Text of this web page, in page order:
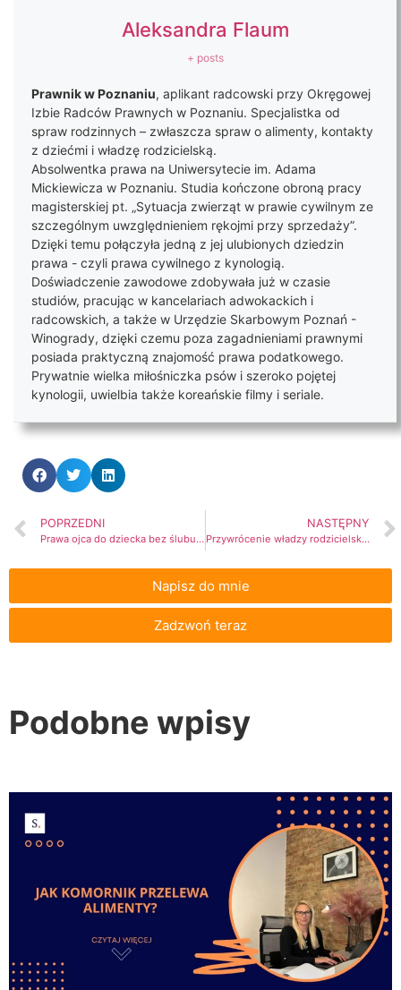
Aleksandra Flaum
+ posts
Prawnik w Poznaniu, aplikant radcowski przy Okręgowej
Izbie Radców Prawnych w Poznaniu. Specjalistka od
spraw rodzinnych – zwłaszcza spraw o alimenty, kontakty
z dziećmi i władzę rodzicielską.
Absolwentka prawa na Uniwersytecie im. Adama
Mickiewicza w Poznaniu. Studia kończone obroną pracy
magisterskiej pt. „Sytuacja zwierząt w prawie cywilnym ze
szczególnym uwzględnieniem rękojmi przy sprzedaży”.
Dzięki temu połączyła jedną z jej ulubionych dziedzin
prawa - czyli prawa cywilnego z kynologią.
Doświadczenie zawodowe zdobywała już w czasie
studiów, pracując w kancelariach adwokackich i
radcowskich, a także w Urzędzie Skarbowym Poznań -
Winogrady, dzięki czemu poza zagadnieniami prawnymi
posiada praktyczną znajomość prawa podatkowego.
Prywatnie wielka miłośniczka psów i szeroko pojętej
kynologii, uwielbia także koreańskie filmy i seriale.
POPRZEDNI
Prawa ojca do dziecka bez ślubu po rozstaniu
NASTĘPNY
Przywrócenie władzy rodzicielskiej po ograniczeniu praw rodzicielskich
Napisz do mnie
Zadzwoń teraz
Podobne wpisy